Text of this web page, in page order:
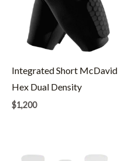
Integrated Short McDavid
Hex Dual Density
$1,200